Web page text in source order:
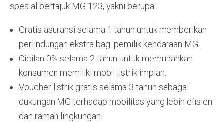
spesial bertajuk MG 123, yakni berupa:
Gratis asuransi selama 1 tahun untuk memberikan
perlindungan ekstra bagi pemilik kendaraan MG.
Cicilan 0% selama 2 tahun untuk memudahkan
konsumen memiliki mobil listrik impian.
Voucher listrik gratis selama 3 tahun sebagai
dukungan MG terhadap mobilitas yang lebih efisien
dan ramah lingkungan.